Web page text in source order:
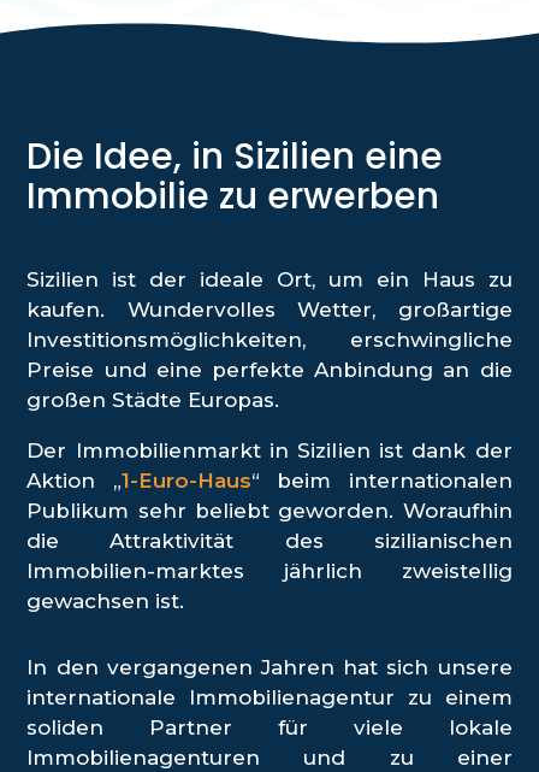
Die Idee, in Sizilien eine
Immobilie zu erwerben
Sizilien ist der ideale Ort, um ein Haus zu
kaufen. Wundervolles Wetter, großartige
Investitionsmöglichkeiten, erschwingliche
Preise und eine perfekte Anbindung an die
großen Städte Europas.
Der Immobilienmarkt in Sizilien ist dank der
Aktion „1-Euro-Haus“ beim internationalen
Publikum sehr beliebt geworden. Woraufhin
die Attraktivität des sizilianischen
Immobilien-marktes jährlich zweistellig
gewachsen ist.
In den vergangenen Jahren hat sich unsere
internationale Immobilienagentur zu einem
soliden Partner für viele lokale
Immobilienagenturen und zu einer